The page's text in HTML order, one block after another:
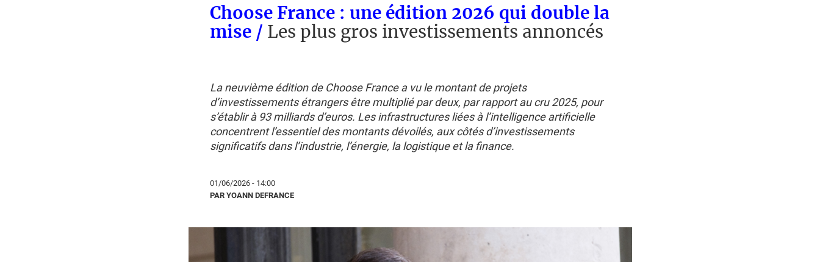
Choose France : une édition 2026 qui double la
mise / Les plus gros investissements annoncés
La neuvième édition de Choose France a vu le montant de projets
d’investissements étrangers être multiplié par deux, par rapport au cru 2025, pour
s’établir à 93 milliards d’euros. Les infrastructures liées à l’intelligence artificielle
concentrent l’essentiel des montants dévoilés, aux côtés d’investissements
significatifs dans l’industrie, l’énergie, la logistique et la finance.
01/06/2026 - 14:00
PAR YOANN DEFRANCE